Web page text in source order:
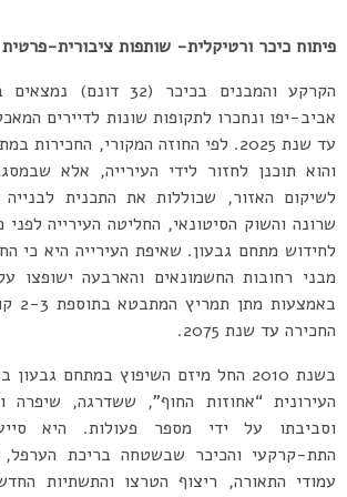
פיתוח כיכר ורטיקלית- שותפות ציבורית-פרטית
הקרקע והמבנים בכיכר
אביב-יפו ונחכרו לתקופות שונות לדיירים
עד שנת 2025. לפי החוזה המקורי,
והוא תוכנן לחזור לידי העירייה, אלא
לשיקום האזור, שכוללות את התכנית
שרונה והשוק הסיטונאי, החליטה העירייה
לחידוש מתחם גבעון. שאיפת העירייה היא כי
מבני רחובות החשמונאים והארבעה ישופצו
החכירה עד שנת 2075.
בשנת 2010 החל מיזם השיפוץ במתחם
העירונית “אחוזות החוף”, ששדרגה,
וסביבתו על ידי מספר פעולות. היא
התת-קרקעי והכיכר שבשטחה בריכת הערפל,
עמודי התאורה, ריצוף הטרצו והתשתיות